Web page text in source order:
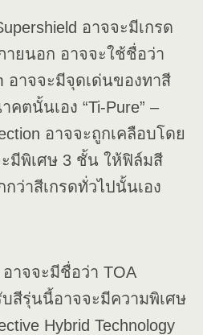
อาจจะมีเกรด
ายนอก อาจจะใช้ชื่อว่า
อาจจะมีจุดเด่นของทาสี
ตนั้นเอง “Ti-Pure” –
อาจจะถูกเคลือบโดย
ะมีพิเศษ 3 ชั้น ให้ฟิล์มสี
ว่าสีเกรดทั่วไปนั้นเอง
าจจะมีชื่อว่า TOA
บสีรุ่นนี้อาจจะมีความพิเศษ
Hybrid Technology